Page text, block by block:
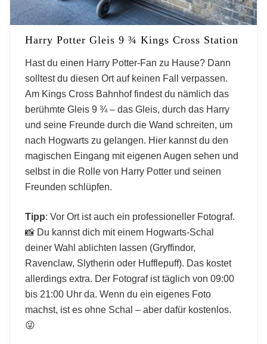
Harry Potter Gleis 9 ¾ Kings Cross Station
Hast du einen Harry Potter-Fan zu Hause? Dann
solltest du diesen Ort auf keinen Fall verpassen.
Am Kings Cross Bahnhof findest du nämlich das
berühmte Gleis 9 ¾ – das Gleis, durch das Harry
und seine Freunde durch die Wand schreiten, um
nach Hogwarts zu gelangen. Hier kannst du den
magischen Eingang mit eigenen Augen sehen und
selbst in die Rolle von Harry Potter und seinen
Freunden schlüpfen.
Tipp: Vor Ort ist auch ein professioneller Fotograf.
📸 Du kannst dich mit einem Hogwarts-Schal
deiner Wahl ablichten lassen (Gryffindor,
Ravenclaw, Slytherin oder Hufflepuff). Das kostet
allerdings extra. Der Fotograf ist täglich von 09:00
bis 21:00 Uhr da. Wenn du ein eigenes Foto
machst, ist es ohne Schal – aber dafür kostenlos.
😜